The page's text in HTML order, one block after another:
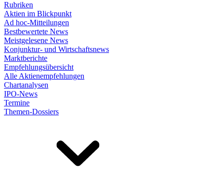
Rubriken
Aktien im Blickpunkt
Ad hoc-Mitteilungen
Bestbewertete News
Meistgelesene News
Konjunktur- und Wirtschaftsnews
Marktberichte
Empfehlungsübersicht
Alle Aktienempfehlungen
Chartanalysen
IPO-News
Termine
Themen-Dossiers